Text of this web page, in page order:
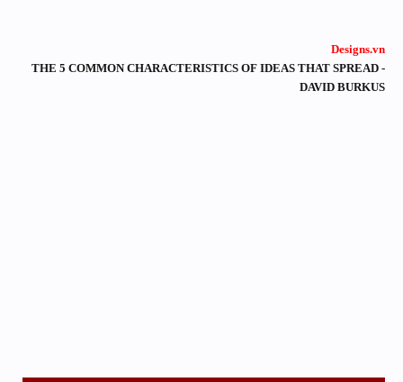
Designs.vn
THE 5 COMMON CHARACTERISTICS OF IDEAS THAT SPREAD -
DAVID BURKUS